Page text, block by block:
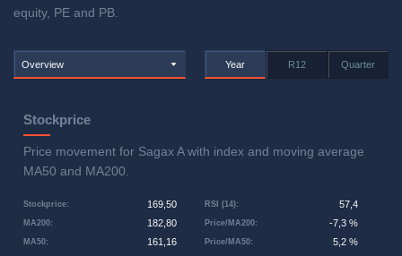
equity, PE and PB.
Overview Year R12 Quarter
Stockprice
Price movement for Sagax A with index and moving average
MA50 and MA200.
Stockprice: 169,50
MA50: 161,16
MA200: 182,80 Price/MA200: -7,3 %
RSI (14): 57,4
Price/MA50: 5,2 %